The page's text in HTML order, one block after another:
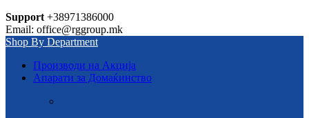
Support +38971386000
Email: office@rggroup.mk
Shop By Department
Производи на Акција
Апарати за Домаќинство